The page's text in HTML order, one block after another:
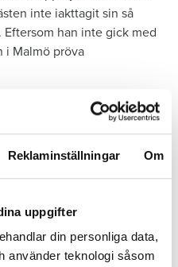
Reklaminställningar Om
uppgifter
din personliga data,
använder teknologi såsom
inte iakttagit sin så
Eftersom han inte gick med
i Malmö pröva